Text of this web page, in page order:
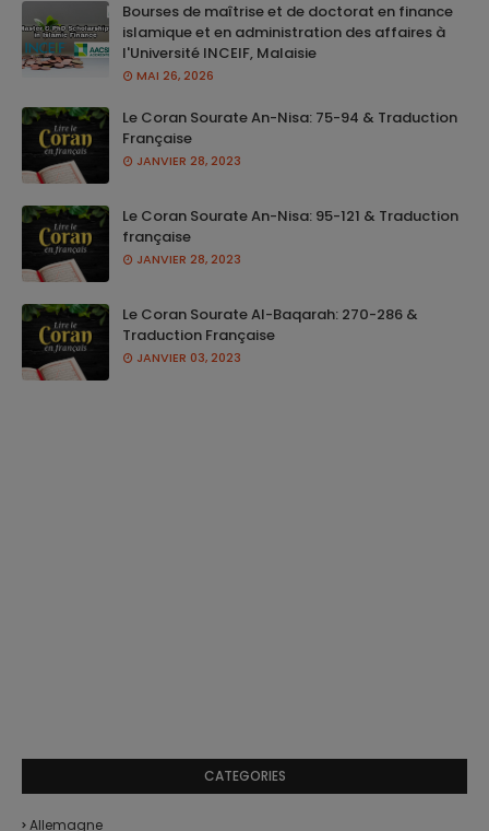
Bourses de maîtrise et de doctorat en finance
islamique et en administration des affaires à
l'Université INCEIF, Malaisie
MAI 26, 2026
Le Coran Sourate An-Nisa: 75-94 & Traduction
Française
JANVIER 28, 2023
Le Coran Sourate An-Nisa: 95-121 & Traduction
française
JANVIER 28, 2023
Le Coran Sourate Al-Baqarah: 270-286 &
Traduction Française
JANVIER 03, 2023
CATEGORIES
Allemagne